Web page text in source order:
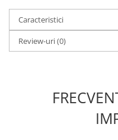
Real Colors Markers
Auxiliare & Diluanti
Primer (grund)
Playmarkers
Accesorii diorama
Caracteristici
Review-uri(0)